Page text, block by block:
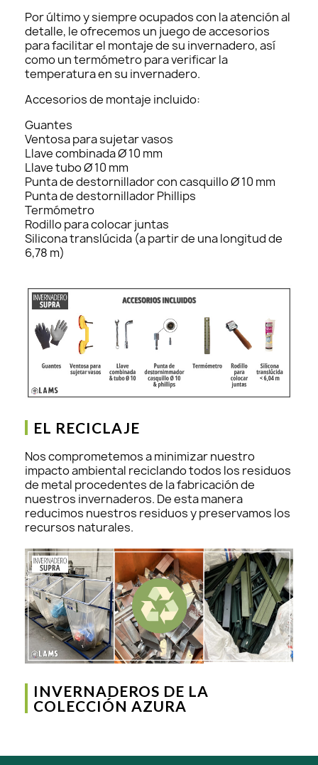
Por último y siempre ocupados con la atención al
detalle, le ofrecemos un juego de accesorios
para facilitar el montaje de su invernadero, así
como un termómetro para verificar la
temperatura en su invernadero.
Accesorios de montaje incluido:
Guantes
Ventosa para sujetar vasos
Llave combinada Ø 10 mm
Llave tubo Ø 10 mm
Punta de destornillador con casquillo Ø 10 mm
Punta de destornillador Phillips
Termómetro
Rodillo para colocar juntas
Silicona translúcida (a partir de una longitud de
6,78 m)
EL RECICLAJE
Nos comprometemos a minimizar nuestro
impacto ambiental reciclando todos los residuos
de metal procedentes de la fabricación de
nuestros invernaderos. De esta manera
reducimos nuestros residuos y preservamos los
recursos naturales.
INVERNADEROS DE LA
COLECCIÓN AZURA